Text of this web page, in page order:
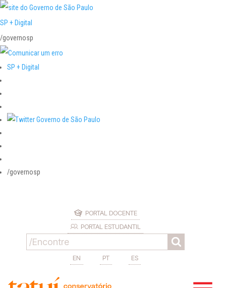
SP + Digital
/governosp
SP + Digital
/governosp
PORTAL DOCENTE
PORTAL ESTUDANTIL
EN PT ES